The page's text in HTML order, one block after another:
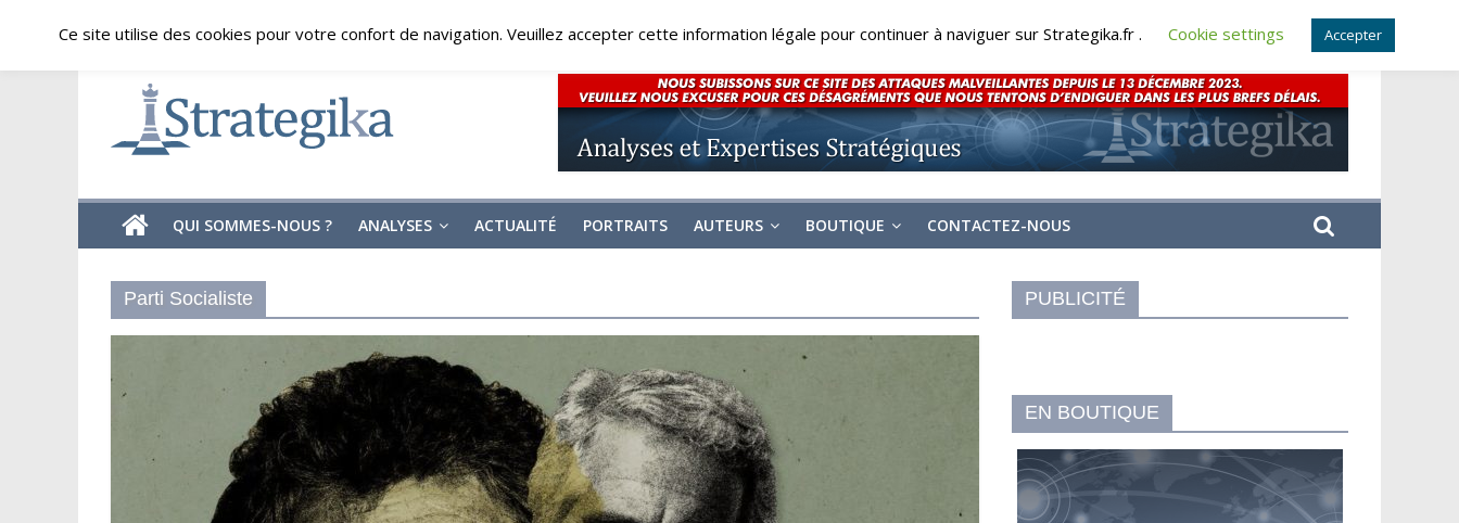
content
vendredi, août 7, 2026
Strategika
Expertise
Analyses
géostratégiques
QUI SOMMES-NOUS ? ANALYSES ACTUALITÉ PORTRAITS AUTEURS BOUTIQUE CONTACTEZ-NOUS
Parti Socialiste PUBLICITÉ
EN BOUTIQUE
Ce site utilise des cookies pour votre confort de navigation. Veuillez accepter cette information légale pour continuer à naviguer sur Strategika.fr . Cookie settings Accepter